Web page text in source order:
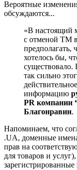
Вероятные
обсуждаются...
«В настоящий
с отменой ТМ
предполагать,
хотелось бы,
существовало.
так сильно
информацию
PR компании
Благонравин.
Напоминаем, что
.UA, доменные
прав на
для товаров и